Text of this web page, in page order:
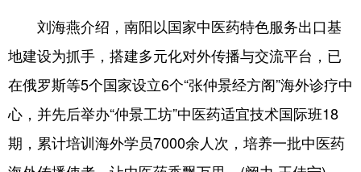
刘海燕介绍，南阳以国家中医药特色服务出口基
地建设为抓手，搭建多元化对外传播与交流平台，已
在俄罗斯等5个国家设立6个“张仲景经方阁”海外诊疗中
心，并先后举办“仲景工坊”中医药适宜技术国际班18
期，累计培训海外学员7000余人次，培养一批中医药